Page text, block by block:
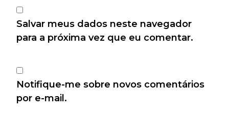
Salvar meus dados neste navegador
para a próxima vez que eu comentar.
Notifique-me sobre novos comentários
por e-mail.